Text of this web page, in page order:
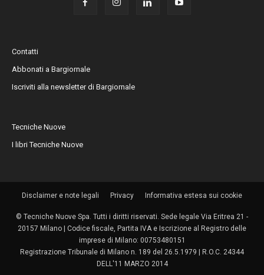
Contatti
Abbonati a Bargiornale
Iscriviti alla newsletter di Bargiornale
Tecniche Nuove
I libri Tecniche Nuove
Disclaimer e note legali Privacy Informativa estesa sui cookie
© Tecniche Nuove Spa. Tutti i diritti riservati. Sede legale Via Eritrea 21 -
20157 Milano | Codice fiscale, Partita IVA e Iscrizione al Registro delle
imprese di Milano: 00753480151
Registrazione Tribunale di Milano n. 189 del 26.5.1979 | R.O.C. 24344
DELL'11 MARZO 2014